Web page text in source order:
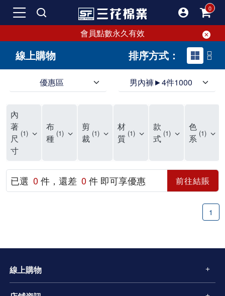
會員點數永久有效
線上購物 排序方式：
優惠區 男內褲►4件1000
三花男內褲提供最平實好搭的男內褲選擇。採用高品質原料製成，三花男內褲擁有絕佳彈性與透氣度，怎麼穿都舒適不用擔心造成肌膚困擾，立體剪裁全面大升級，滿意度百分百。
三花男內褲是男生首選品牌，適合休閒與運動。彈性好，人體工學剪裁，立體效果佳，舒適感大提升，魅力指數破表！
市佔率高達50年！三花專注設計，提升舒適與耐用，針對亞洲男性剪裁，大動作不卡襠。
三花男內褲採用優質棉料製成，褲身擁有超過千個散熱孔，吸汗透氣，柔順舒適，解決一般男內褲的悶熱問題。針對亞洲男性體型的立體剪裁設計，告別卡襠煩惱，自如大動作。三花男內褲市佔率高，專注製造與開發超過50年，提升舒適度與耐用性，深受網友推崇。五片式剪裁設計，適合各種身形及風格，給予肌膚前所未有的透氣舒適體驗。
【心情閒聊】男內褲的一些小心得?! 身為一名廣告代理商的社群小編，每次接到新客戶都需做好充足的產業功課，以免在撰寫廣告時顯得膚淺。美妝和流行服飾的客戶總讓我感到一點小確幸，因為可以搶先試用到新產品，或請客戶幫忙以員工價購買商品，讓人有中獎的小喜悅。 這次的客戶卻是-男內褲! 男內褲! 男內褲! 由於是第一次接觸這類產品，所以特地重複三次來表達內心的震驚。因為獨處時間較長，對於男內褲的研究多少有些害羞。因而硬著頭皮買了好幾件男內褲進行研究。 家裡沒有兄弟，也沒有可以直接聊男內褲的男性朋友，自己去買男內褲真的需要一些勇氣。我感謝現在的高科技網購，讓我不用親自到店面盯著男內褲看，也能輕鬆購買到不同種類的男內褲，真是感恩網路! 在Google搜尋 ""男內褲""，瞬間出現許多品牌，男內褲的世界真是博大精深呢。我開始扮演男內褲研究生，對男內褲進行分類：從長短、高低中腰到情趣男內褲，各式各樣應有盡有。好險此次的客戶是比較中規中矩的，情趣類的男內褲不在研究範圍，不然一直盯著穿內褲的模特兒看也太難為情了。 男內褲的設計功能其實不亞於女生內衣。由於男生身體結構的關係，需要更細心的設計。市面上較大的品牌有老牌的三花、三槍、宜而爽等，還有大手筆請代言人的CK、PLAYBOY等品牌。要選男內褲，實在需要下些功夫。 我將男內褲分為兩個面向：花色和功能設計。選擇男內褲的花色非常重要，因為能看出個人的品味和對內外搭配的重視程度。宅男們穿著50歲阿伯的花色內褲，或是穿白褲子搭配大黑色內褲，都是不OK的搭配。 功能設計則是對重要部位的保?。為了確保舒適性，有的內褲設計了開襟方便上廁所，有的設計了專屬囊袋固定，更有五片立體剪裁，或者強調視覺效果的內褲。這些設計不僅滿足基本的生理需求，更進階到心靈上的滿足。 以往從未想過要認真研究男內褲，直到這次工作的契機才真正了解男內褲的繁複。男內褲花色多樣，研究起來花費了不少時間。與男內褲客戶窗口交流，我這個女專案可能會有一段尷尬期，希望自己討論時不會笑場。雖然我無法真正體驗男內褲的全部功能，但透過揣測和客戶專業的回答，依然探詢到了許多有趣的現象。 某些網友反應某些國外品牌的男內褲不好穿，可能因為這些品牌是按照西方身材比例製造，不太適合台灣男性。同樣的現象也出現在女性內衣上，所以選擇適合自己的內褲才是最重要的。 以上只是我的心情抒發，沒有針對任何一家男內褲品牌，歡迎更多對男內褲有興趣的朋友加入研究行列！"
內
著
尺
寸
1
布
種 1
剪
裁 1
材
質 1
款
式 1
色
系 1
已選 0件，還差 0件 即可享優惠 前往結賬
1
線上購物